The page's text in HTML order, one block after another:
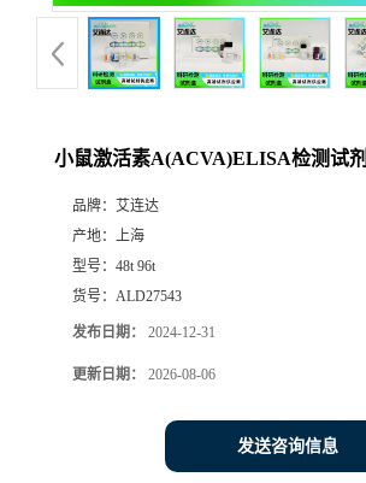
小鼠激活素A(ACVA)ELISA检测试
品牌： 艾连达
产地： 上海
型号： 48t 96t
货号： ALD27543
发布日期： 2024-12-31
更新日期： 2026-08-06
发送咨询信息